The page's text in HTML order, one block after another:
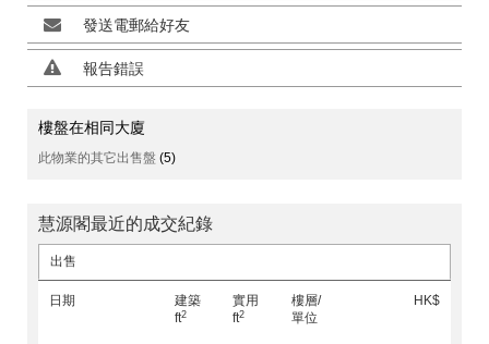
發送電郵給好友
報告錯誤
樓盤在相同大廈
此物業的其它出售盤 (5)
慧源閣最近的成交紀錄
出售
日期
建築
ft2
實用
ft2
樓層/
單位
HK$